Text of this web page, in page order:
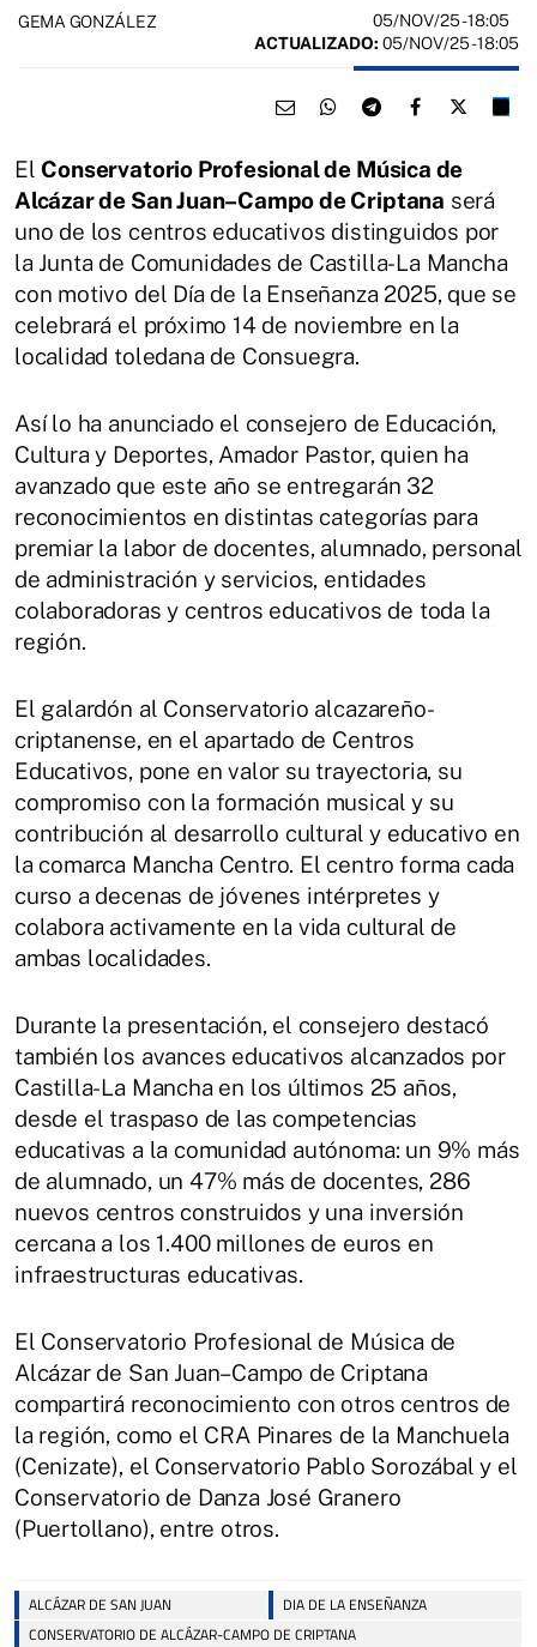
GEMA GONZÁLEZ 05/NOV/25- 18:05
ACTUALIZADO: 05/NOV/25 - 18:05
El Conservatorio Profesional de Música de
Alcázar de San Juan–Campo de Criptana será
uno de los centros educativos distinguidos por
la Junta de Comunidades de Castilla-La Mancha
con motivo del Día de la Enseñanza 2025, que se
celebrará el próximo 14 de noviembre en la
localidad toledana de Consuegra.
Así lo ha anunciado el consejero de Educación,
Cultura y Deportes, Amador Pastor, quien ha
avanzado que este año se entregarán 32
reconocimientos en distintas categorías para
premiar la labor de docentes, alumnado, personal
de administración y servicios, entidades
colaboradoras y centros educativos de toda la
región.
El galardón al Conservatorio alcazareño-
criptanense, en el apartado de Centros
Educativos, pone en valor su trayectoria, su
compromiso con la formación musical y su
contribución al desarrollo cultural y educativo en
la comarca Mancha Centro. El centro forma cada
curso a decenas de jóvenes intérpretes y
colabora activamente en la vida cultural de
ambas localidades.
Durante la presentación, el consejero destacó
también los avances educativos alcanzados por
Castilla-La Mancha en los últimos 25 años,
desde el traspaso de las competencias
educativas a la comunidad autónoma: un 9% más
de alumnado, un 47% más de docentes, 286
nuevos centros construidos y una inversión
cercana a los 1.400 millones de euros en
infraestructuras educativas.
El Conservatorio Profesional de Música de
Alcázar de San Juan–Campo de Criptana
compartirá reconocimiento con otros centros de
la región, como el CRA Pinares de la Manchuela
(Cenizate), el Conservatorio Pablo Sorozábal y el
Conservatorio de Danza José Granero
(Puertollano), entre otros.
ALCÁZAR DE SAN JUAN
DIA DE LA ENSEÑANZA
CONSERVATORIO DE ALCÁZAR-CAMPO DE CRIPTANA